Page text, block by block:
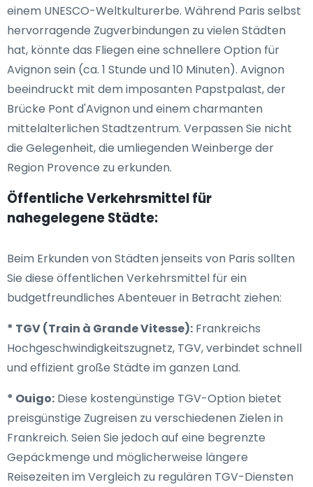
einem UNESCO-Weltkulturerbe. Während Paris selbst
hervorragende Zugverbindungen zu vielen Städten
hat, könnte das Fliegen eine schnellere Option für
Avignon sein (ca. 1 Stunde und 10 Minuten). Avignon
beeindruckt mit dem imposanten Papstpalast, der
Brücke Pont d'Avignon und einem charmanten
mittelalterlichen Stadtzentrum. Verpassen Sie nicht
die Gelegenheit, die umliegenden Weinberge der
Region Provence zu erkunden.
Öffentliche Verkehrsmittel für
nahegelegene Städte:
Beim Erkunden von Städten jenseits von Paris sollten
Sie diese öffentlichen Verkehrsmittel für ein
budgetfreundliches Abenteuer in Betracht ziehen:
* TGV (Train à Grande Vitesse): Frankreichs
Hochgeschwindigkeitszugnetz, TGV, verbindet schnell
und effizient große Städte im ganzen Land.
* Ouigo: Diese kostengünstige TGV-Option bietet
preisgünstige Zugreisen zu verschiedenen Zielen in
Frankreich. Seien Sie jedoch auf eine begrenzte
Gepäckmenge und möglicherweise längere
Reisezeiten im Vergleich zu regulären TGV-Diensten